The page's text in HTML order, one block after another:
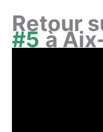
Retour
#5 à